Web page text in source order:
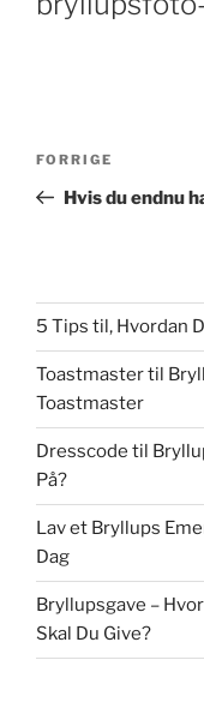
Forrige
indlæg
FORRIGE
Hvis du endnu
5 Tips til, Hvordan
Toastmaster til
Toastmaster
Dresscode til
På?
Lav et Bryllups
Dag
Bryllupsgave –
Skal Du Give?